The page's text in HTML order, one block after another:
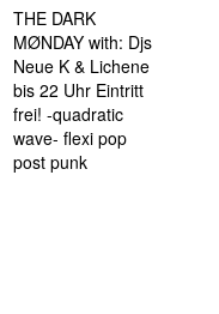
THE DARK
MØNDAY with: Djs
Neue K & Lichene
bis 22 Uhr Eintritt
frei! -quadratic
wave- flexi pop
post punk